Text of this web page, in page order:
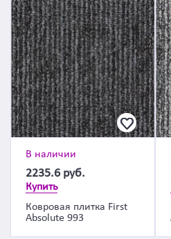
В наличии
2235.6 руб.
Купить
Ковровая плитка First
Absolute 993